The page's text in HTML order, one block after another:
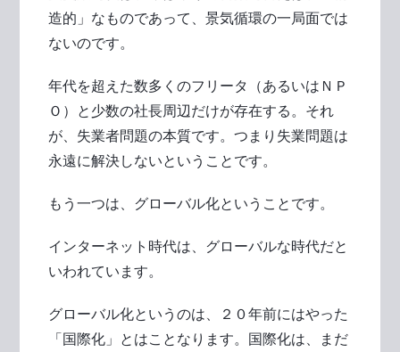
造的」なものであって、景気循環の一局面では
ないのです。
年代を超えた数多くのフリータ（あるいはＮＰ
Ｏ）と少数の社長周辺だけが存在する。それ
が、失業者問題の本質です。つまり失業問題は
永遠に解決しないということです。
もう一つは、グローバル化ということです。
インターネット時代は、グローバルな時代だと
いわれています。
グローバル化というのは、２０年前にはやった
「国際化」とはことなります。国際化は、まだ